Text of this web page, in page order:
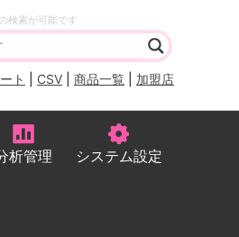
検索が可能です
ト CSV 商品一覧 加盟店
析管理 システム設定